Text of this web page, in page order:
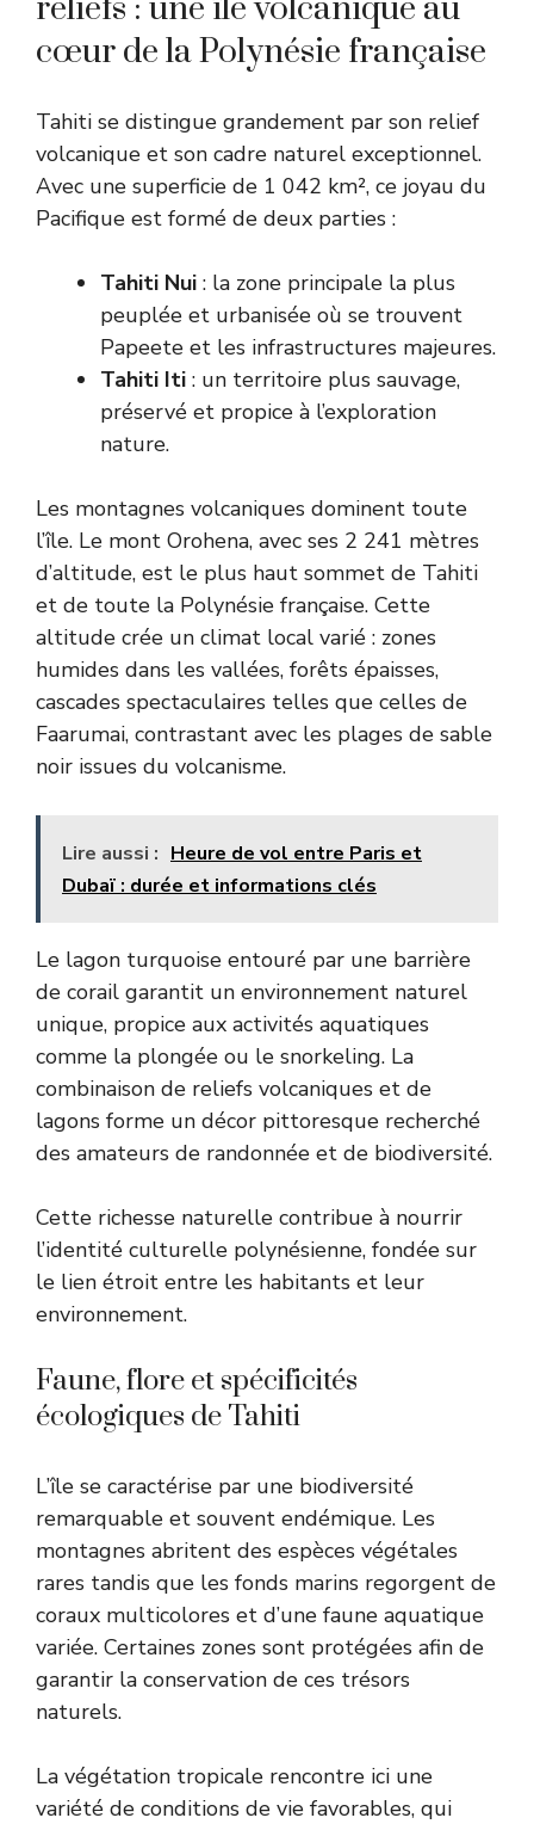
reliefs : une île volcanique au
cœur de la Polynésie française
Tahiti se distingue grandement par son relief
volcanique et son cadre naturel exceptionnel.
Avec une superficie de 1 042 km², ce joyau du
Pacifique est formé de deux parties :
Tahiti Nui : la zone principale la plus
peuplée et urbanisée où se trouvent
Papeete et les infrastructures majeures.
Tahiti Iti : un territoire plus sauvage,
préservé et propice à l’exploration
nature.
Les montagnes volcaniques dominent toute
l’île. Le mont Orohena, avec ses 2 241 mètres
d’altitude, est le plus haut sommet de Tahiti
et de toute la Polynésie française. Cette
altitude crée un climat local varié : zones
humides dans les vallées, forêts épaisses,
cascades spectaculaires telles que celles de
Faarumai, contrastant avec les plages de sable
noir issues du volcanisme.
Lire aussi : Heure de vol entre Paris et
Dubaï : durée et informations clés
Le lagon turquoise entouré par une barrière
de corail garantit un environnement naturel
unique, propice aux activités aquatiques
comme la plongée ou le snorkeling. La
combinaison de reliefs volcaniques et de
lagons forme un décor pittoresque recherché
des amateurs de randonnée et de biodiversité.
Cette richesse naturelle contribue à nourrir
l’identité culturelle polynésienne, fondée sur
le lien étroit entre les habitants et leur
environnement.
Faune, flore et spécificités
écologiques de Tahiti
L’île se caractérise par une biodiversité
remarquable et souvent endémique. Les
montagnes abritent des espèces végétales
rares tandis que les fonds marins regorgent de
coraux multicolores et d’une faune aquatique
variée. Certaines zones sont protégées afin de
garantir la conservation de ces trésors
naturels.
La végétation tropicale rencontre ici une
variété de conditions de vie favorables, qui